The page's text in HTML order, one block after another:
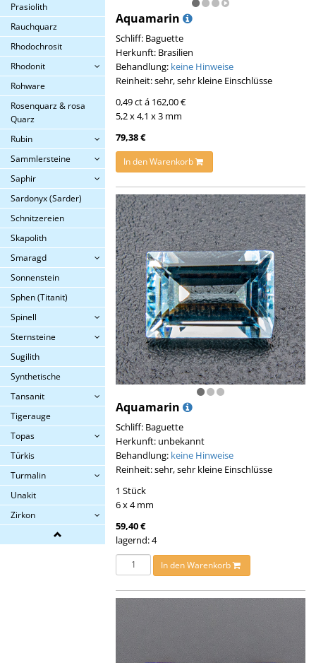
Prasiolith
Rauchquarz
Rhodochrosit
Rhodonit
Rohware
Rosenquarz & rosa
Quarz
Rubin
Sammlersteine
Saphir
Sardonyx (Sarder)
Schnitzereien
Skapolith
Smaragd
Sonnenstein
Sphen (Titanit)
Spinell
Sternsteine
Sugilith
Synthetische
Tansanit
Tigerauge
Topas
Türkis
Turmalin
Unakit
Zirkon
Aquamarin
Schliff: Baguette
Herkunft: Brasilien
Behandlung: keine Hinweise
Reinheit: sehr, sehr kleine Einschlüsse
0,49 ct á 162,00 €
5,2 x 4,1 x 3 mm
79,38 €
In den Warenkorb
Aquamarin
Schliff: Baguette
Herkunft: unbekannt
Behandlung: keine Hinweise
Reinheit: sehr, sehr kleine Einschlüsse
1 Stück
6 x 4 mm
59,40 €
lagernd: 4
In den Warenkorb